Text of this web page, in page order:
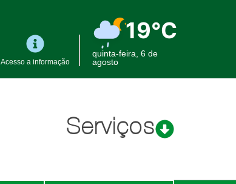
Acesso a informação
19°C
quinta-feira, 6 de
agosto
Serviços